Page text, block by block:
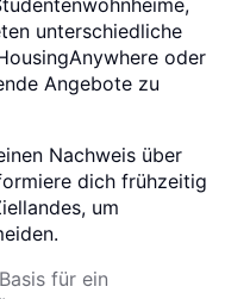
unterschiedliche
oder
Angebote zu
Nachweis über
dich frühzeitig
um
für ein